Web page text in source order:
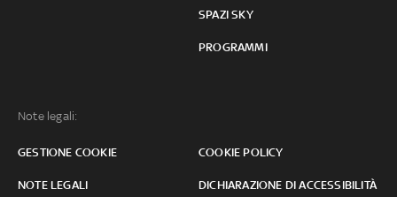
SPAZI SKY
PROGRAMMI
Note legali:
GESTIONE COOKIE COOKIE POLICY
NOTE LEGALI DICHIARAZIONE DI ACCESSIBILITÀ